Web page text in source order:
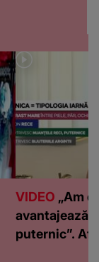
VIDEO „Am
avantajează
puternic”.